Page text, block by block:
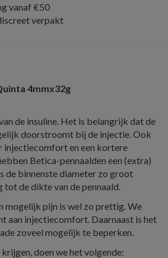
vanaf €50
verpakt
4mmx32g
de insuline. Het is belangrijk dat de
doorstroomt bij de injectie. Ook
injectiecomfort en een kortere
Betica-pennaalden een (extra)
de binnenste diameter zo groot
de dikte van de pennaald.
mogelijk pijn is wel zo prettig. We
aan injectiecomfort. Daarnaast is het
zoveel mogelijk te beperken.
doen we het volgende: